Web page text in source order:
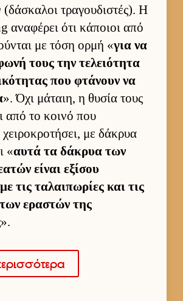
(δάσκαλοι τραγου­διστές). Η
αναφέρει ότι κάποιοι από
με τόση ορμή «για να
τους την τελειότητα
που φτάνουν να
». Όχι μάταιη, η θυσία τους
από το κοινό που
με δάκρυα
«αυτά τα δάκρυα των
εί­ναι εξίσου
τις ταλαι­πωρίες και τις
εραστών της
».